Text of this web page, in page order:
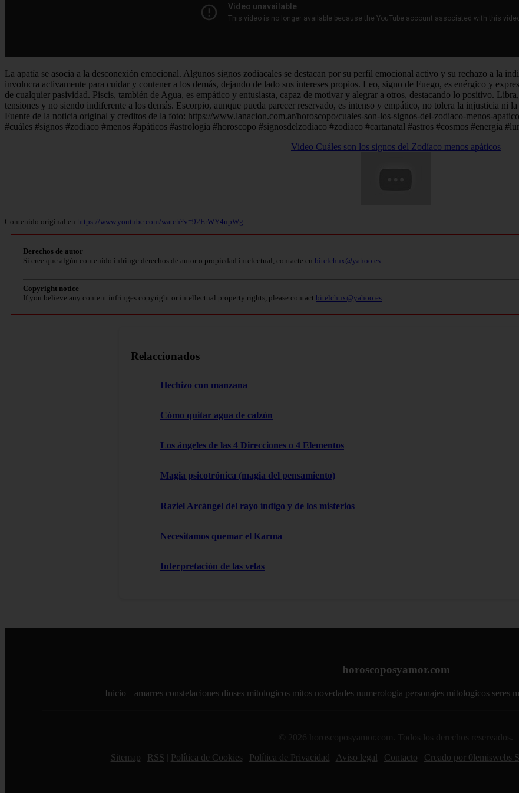
La apatía se asocia a la desconexión emocional. Algunos signos zodiacales se destacan por su perfil emocional activo y su rechazo a la
involucra activamente para cuidar y contener a los demás, dejando de lado sus intereses propios. Leo, signo de Fuego, es enérgico y
de cualquier pasividad. Piscis, también de Agua, es empático y entusiasta, capaz de motivar y alegrar a otros, destacando lo positivo.
tensiones y no siendo indiferente a los demás. Escorpio, aunque pueda parecer reservado, es intenso y empático, no tolera la injusticia
Fuente de la noticia original y creditos de la foto: https://www.lanacion.com.ar/horoscopo/cuales-son-los-signos-del-zodiaco-menos-
#cuáles #signos #zodíaco #menos #apáticos #astrologia #horoscopo #signosdelzodiaco #zodiaco #cartanatal #astros #cosmos #energia
Video Cuáles son los signos del Zodíaco menos apáticos
Contenido original en https://www.youtube.com/watch?v=92ErWY4upWg
Derechos de autor
Si cree que algún contenido infringe derechos de autor o propiedad intelectual, contacte en bitelchux@yahoo.es.
Copyright notice
If you believe any content infringes copyright or intellectual property rights, please contact bitelchux@yahoo.es.
Relaccionados
Hechizo con manzana
Cómo quitar agua de calzón
Los ángeles de las 4 Direcciones o 4 Elementos
Magia psicotrónica (magia del pensamiento)
Raziel Arcángel del rayo índigo y de los misterios
Necesitamos quemar el Karma
Interpretación de las velas
horoscoposyamor.com
Inicio amarres constelaciones dioses mitologicos mitos novedades numerologia personajes mitologicos seres
© 2026 horoscoposyamor.com. Todos los derechos reservados.
Sitemap
RSS Política de Cookies Política de Privacidad Aviso legal Contacto Creado por 0lemiswebs